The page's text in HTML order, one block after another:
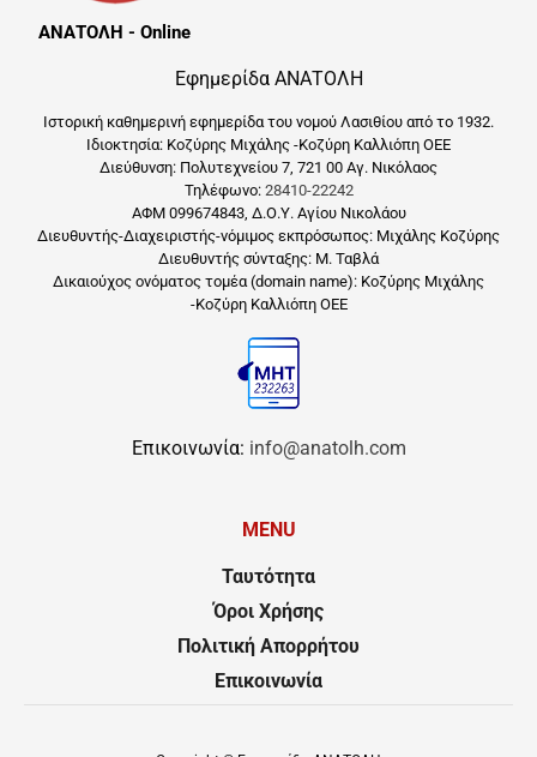
ΑΝΑΤΟΛΗ - Online
Εφημερίδα ΑΝΑΤΟΛΗ
Ιστορική καθημερινή εφημερίδα του νομού Λασιθίου από το 1932.
Ιδιοκτησία: Κοζύρης Μιχάλης -Κοζύρη Καλλιόπη ΟΕΕ
Διεύθυνση: Πολυτεχνείου 7, 721 00 Αγ. Νικόλαος
Τηλέφωνο: 28410-22242
ΑΦΜ 099674843, Δ.Ο.Υ. Αγίου Νικολάου
Διευθυντής-Διαχειριστής-νόμιμος εκπρόσωπος: Μιχάλης Κοζύρης
Διευθυντής σύνταξης: Μ. Ταβλά
Δικαιούχος ονόματος τομέα (domain name): Κοζύρης Μιχάλης
-Κοζύρη Καλλιόπη ΟΕΕ
Επικοινωνία: info@anatolh.com
MENU
Ταυτότητα
Όροι Χρήσης
Πολιτική Απορρήτου
Επικοινωνία